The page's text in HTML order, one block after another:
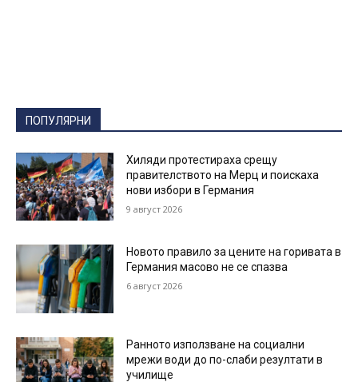
ПОПУЛЯРНИ
Хиляди протестираха срещу
правителството на Мерц и поискаха
нови избори в Германия
9 август 2026
Новото правило за цените на горивата в
Германия масово не се спазва
6 август 2026
Ранното използване на социални
мрежи води до по-слаби резултати в
училище